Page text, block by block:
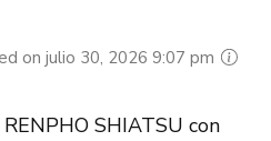
on julio 30, 2026 9:07 pm
SHIATSU con